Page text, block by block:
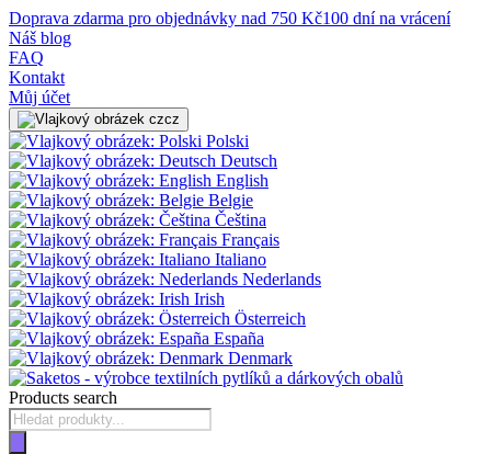
Doprava zdarma pro objednávky nad 750 Kč100 dní na vrácení
Náš blog
FAQ
Kontakt
Můj účet
cz
Polski
Deutsch
English
Belgie
Čeština
Français
Italiano
Nederlands
Irish
Österreich
España
Denmark
Products search